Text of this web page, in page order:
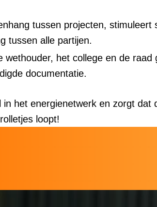
tussen projecten, stimuleert
tussen alle partijen.
wethouder, het college en de raad
documentatie.
in het energienetwerk en zorgt dat
loopt!